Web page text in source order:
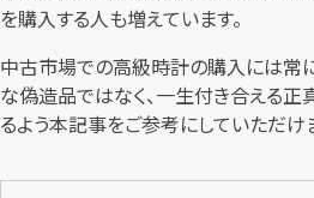
を購入する人も増えています。
中古市場での高級時計の購入には常
な偽造品ではなく、一生付き合える
るよう本記事をご参考にしていただけ